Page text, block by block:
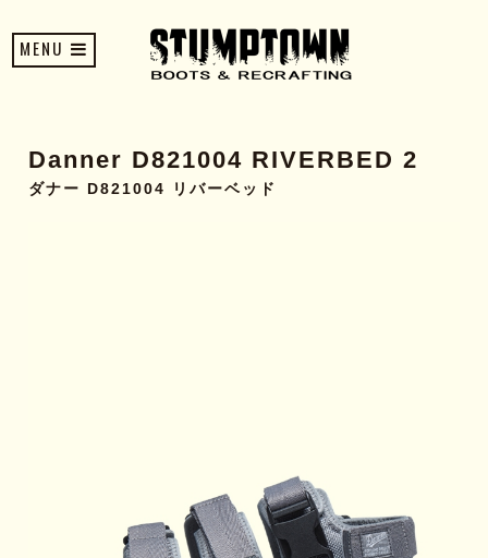
MENU
Danner D821004 RIVERBED 2
ダナー D821004 リバーベッド